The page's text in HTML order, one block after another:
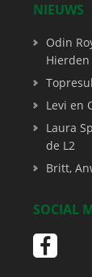
NIEUWS
Odin
Hierden
Levi en
Laura
de L2
Britt,
SOCIAL